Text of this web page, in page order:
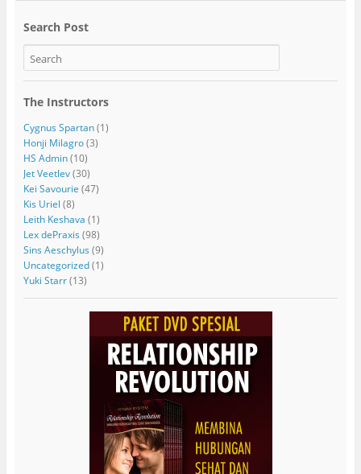
Search Post
The Instructors
Cygnus Spartan(1)
Honji Milagro(3)
HS Admin(10)
Jet Veetlev(30)
Kei Savourie (47)
Kis Uriel (8)
Leith Keshava (1)
Lex dePraxis (98)
Sins Aeschylus (9)
Uncategorized(1)
Yuki Starr(13)